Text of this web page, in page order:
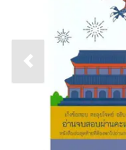
Previous slide